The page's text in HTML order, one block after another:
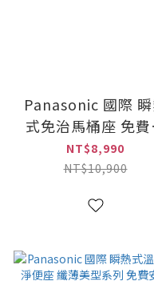
Panasonic 國際
式免治馬桶座 免費
裝(DL-NT$8,990
NT$10,900